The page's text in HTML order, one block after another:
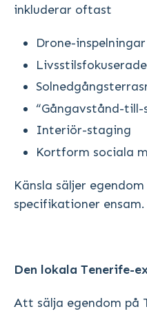
inkluderar oftast
Drone-inspelningar
“Gångavstånd-till-
Interiör-staging
Kortform sociala
Känsla säljer
specifikationer ensam.
Den lokala Tenerife-
Att sälja egendom på